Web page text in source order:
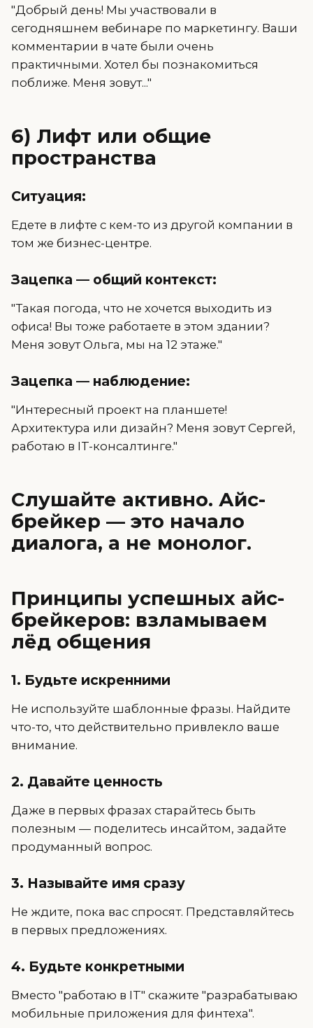
"Добрый день! Мы участвовали в
сегодняшнем вебинаре по маркетингу. Ваши
комментарии в чате были очень
практичными. Хотел бы познакомиться
поближе. Меня зовут..."
6) Лифт или общие
пространства
Ситуация:
Едете в лифте с кем-то из другой компании в
том же бизнес-центре.
Зацепка — общий контекст:
"Такая погода, что не хочется выходить из
офиса! Вы тоже работаете в этом здании?
Меня зовут Ольга, мы на 12 этаже."
Зацепка — наблюдение:
"Интересный проект на планшете!
Архитектура или дизайн? Меня зовут Сергей,
работаю в IT-консалтинге."
Слушайте активно. Айс-
брейкер — это начало
диалога, а не монолог.
Принципы успешных айс-
брейкеров: взламываем
лёд общения
1. Будьте искренними
Не используйте шаблонные фразы. Найдите
что-то, что действительно привлекло ваше
внимание.
2. Давайте ценность
Даже в первых фразах старайтесь быть
полезным — поделитесь инсайтом, задайте
продуманный вопрос.
3. Называйте имя сразу
Не ждите, пока вас спросят. Представляйтесь
в первых предложениях.
4. Будьте конкретными
Вместо "работаю в IT" скажите "разрабатываю
мобильные приложения для финтеха".